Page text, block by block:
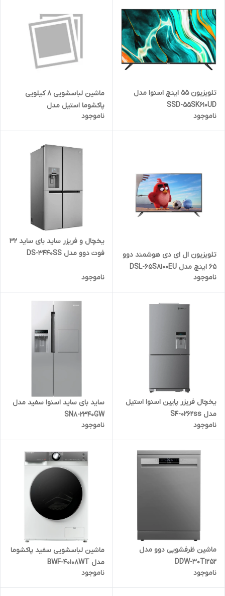
تلویزیون 55 اینچ اسنوا مدل
SSD-55SK610UD
ناموجود
ماشین لباسشویی 8 کیلویی
پاکشوما استیل مدل
UWF20800ST
ناموجود
تلویزیون ال ای دی هوشمند دوو
65 اینچ مدل DSL-65S8100EU
ناموجود
یخچال و فریزر ساید بای ساید 32
فوت دوو مدل DS-3440SS
ناموجود
یخچال فریزر پایین اسنوا استیل
مدل S4-0262ss
ناموجود
ساید بای ساید اسنوا سفید مدل
SN8-2340GW
ناموجود
ماشین ظرفشویی دوو مدل
DDW-30T1252
ناموجود
ماشین لباسشویی سفید پاکشوما
مدل BWF-40108WT
ناموجود